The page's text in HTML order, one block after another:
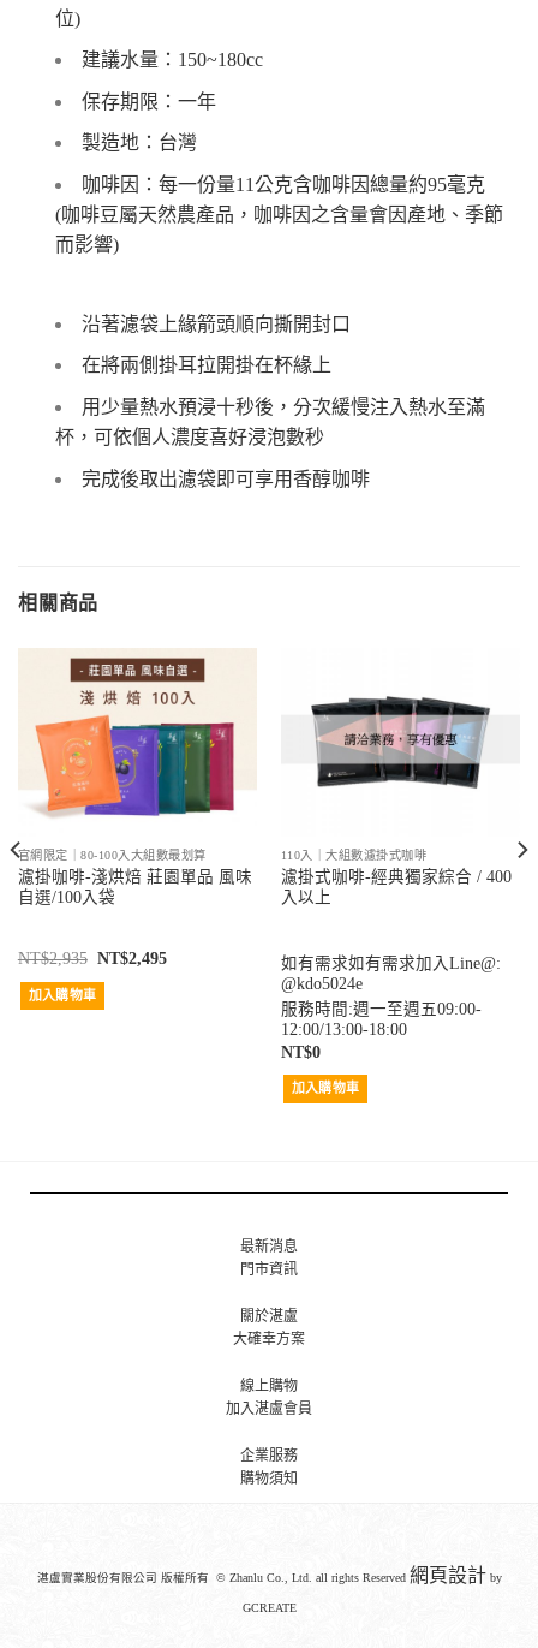
位)
建議水量：150~180cc
保存期限：一年
製造地：台灣
咖啡因：每一份量11公克含咖啡因總量約95毫克
(咖啡豆屬天然農產品，咖啡因之含量會因產地、季節
而影響)
沿著濾袋上緣箭頭順向撕開封口
在將兩側掛耳拉開掛在杯緣上
用少量熱水預浸十秒後，分次緩慢注入熱水至滿
杯，可依個人濃度喜好浸泡數秒
完成後取出濾袋即可享用香醇咖啡
相關商品
官網限定｜80-100入大組數最划算
濾掛咖啡-淺烘焙 莊園單品 風味
自選/100入袋
NT$2,935 NT$2,495
加入購物車
110入｜大組數濾掛式咖啡
濾掛式咖啡-經典獨家綜合 / 400
入以上
如有需求如有需求加入Line@:
@kdo5024e
服務時間:週一至週五09:00-
12:00/13:00-18:00
NT$0
加入購物車
最新消息
門市資訊
關於湛盧
大確幸方案
線上購物
加入湛盧會員
企業服務
購物須知
湛盧實業股份有限公司 版權所有 © Zhanlu Co., Ltd. all rights Reserved 網頁設計by
GCREATE